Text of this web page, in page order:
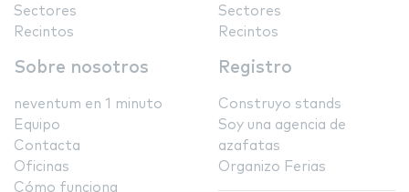
Sectores
Recintos
Sectores
Recintos
Sobre nosotros
neventum en 1 minuto
Equipo
Contacta
Oficinas
Cómo funciona
Registro
Construyo stands
Soy una agencia de
azafatas
Organizo Ferias